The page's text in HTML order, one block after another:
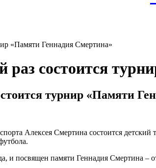
«Памяти Геннадия Смертина»
раз состоится
турнир «Памяти
Алексея Смертина состоится
и посвящен памяти Геннадия Смертина